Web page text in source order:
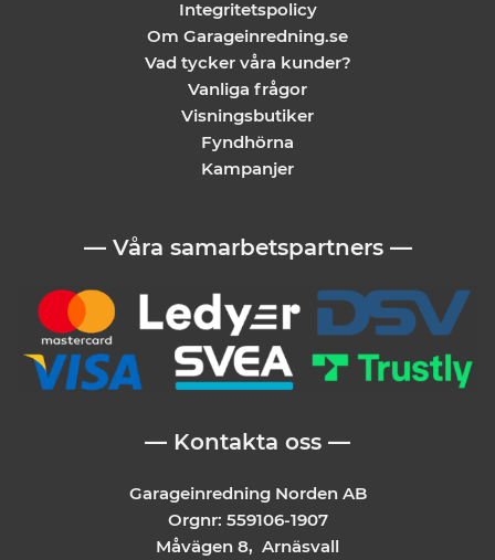
Integritetspolicy
Om Garageinredning.se
Vad tycker våra kunder?
Vanliga frågor
Visningsbutiker
Fyndhörna
Kampanjer
— Våra samarbetspartners —
— Kontakta oss —
Garageinredning Norden AB
Orgnr: 559106-1907
Måvägen 8, Arnäsvall